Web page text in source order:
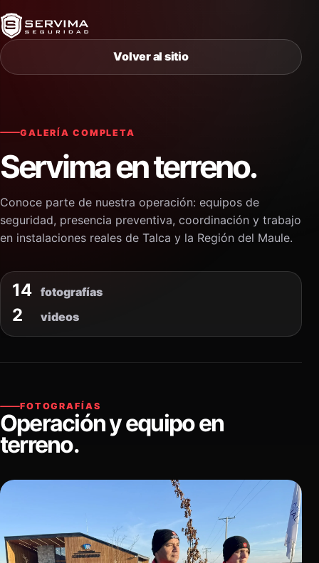
Volver al sitio
GALERÍA COMPLETA
Servima en terreno.
Conoce parte de nuestra operación: equipos de
seguridad, presencia preventiva, coordinación y trabajo
en instalaciones reales de Talca y la Región del Maule.
14 fotografías
2 videos
FOTOGRAFÍAS
Operación y equipo en
terreno.